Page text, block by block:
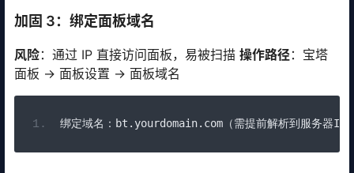
加固 3：绑定面板域名
风险：通过 IP 直接访问面板，易被扫描 操作路径：宝塔
面板 → 面板设置 → 面板域名
绑定域名： bt . yourdomain. com（需提前解析到服务器IP